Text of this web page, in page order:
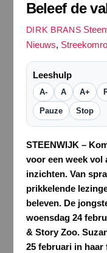
Beleef de
DIRK BRANS
Nieuws,
Leeshulp
A- A A+
Pauze Stop
STEENWIJK –
voor een week vol
inzichten. Van
prikkelende
beleven. De
woensdag 24
& Story Zoo.
25 februari in